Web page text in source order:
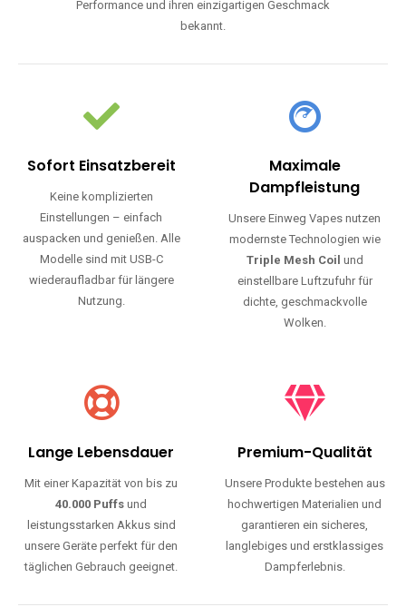
Performance und ihren einzigartigen Geschmack
bekannt.
Sofort Einsatzbereit
Keine komplizierten
Einstellungen – einfach
auspacken und genießen. Alle
Modelle sind mit USB-C
wiederaufladbar für längere
Nutzung.
Maximale
Dampfleistung
Unsere Einweg Vapes nutzen
modernste Technologien wie
Triple Mesh Coil und
einstellbare Luftzufuhr für
dichte, geschmackvolle
Wolken.
Lange Lebensdauer
Mit einer Kapazität von bis zu
40.000 Puffs und
leistungsstarken Akkus sind
unsere Geräte perfekt für den
täglichen Gebrauch geeignet.
Premium-Qualität
Unsere Produkte bestehen aus
hochwertigen Materialien und
garantieren ein sicheres,
langlebiges und erstklassiges
Dampferlebnis.